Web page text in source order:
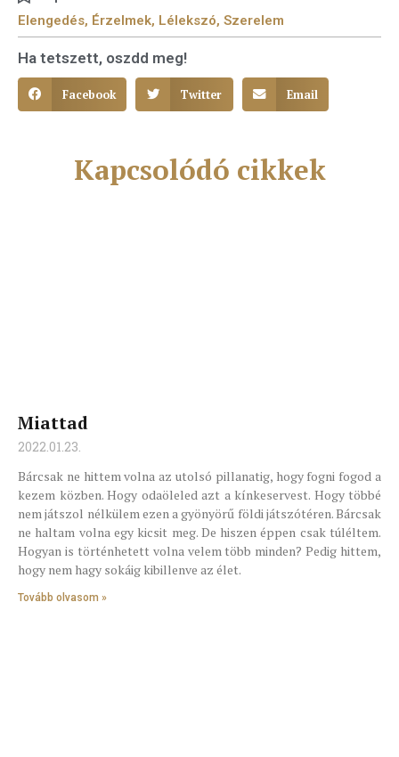
Elengedés, Érzelmek, Lélekszó, Szerelem
Ha tetszett, oszdd meg!
Facebook Twitter Email
Kapcsolódó cikkek
Miattad
2022.01.23.
Bárcsak ne hittem volna az utolsó pillanatig, hogy fogni fogod a
kezem közben. Hogy odaöleled azt a kínkeservest. Hogy többé
nem játszol nélkülem ezen a gyönyörű földi játszótéren. Bárcsak
ne haltam volna egy kicsit meg. De hiszen éppen csak túléltem.
Hogyan is történhetett volna velem több minden? Pedig hittem,
hogy nem hagy sokáig kibillenve az élet.
Tovább olvasom »